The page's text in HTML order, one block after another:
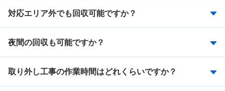
対応エリア外でも回収可能ですか？
夜間の回収も可能ですか？
取り外し工事の作業時間はどれくらいですか？